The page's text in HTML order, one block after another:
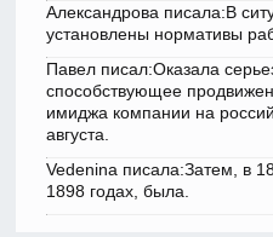
Александрова писала:В
установлены нормативы
Павел писал:Оказала
способствующее
имиджа компании на
августа.
Vedenina писала:Затем, в
1898 годах, была.